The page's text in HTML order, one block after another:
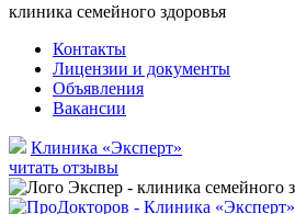
клиника семейного здоровья
Контакты
Лицензии и документы
Объявления
Вакансии
Клиника «Эксперт»
читать отзывы